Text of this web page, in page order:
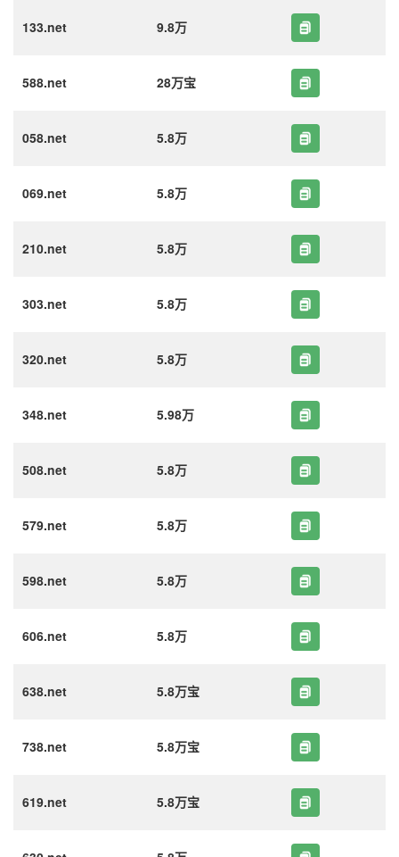
133.net 9.8万
588.net 28万宝
058.net 5.8万
069.net 5.8万
210.net 5.8万
303.net 5.8万
320.net 5.8万
348.net 5.98万
508.net 5.8万
579.net 5.8万
598.net 5.8万
606.net 5.8万
638.net 5.8万宝
738.net 5.8万宝
619.net 5.8万宝